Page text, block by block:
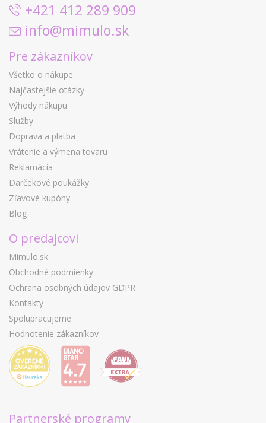
+421 412 289 909
info@mimulo.sk
Pre zákazníkov
Všetko o nákupe
Najčastejšie otázky
Výhody nákupu
Služby
Doprava a platba
Vrátenie a výmena tovaru
Reklamácia
Darčekové poukážky
Zľavové kupóny
Blog
O predajcovi
Mimulo.sk
Obchodné podmienky
Ochrana osobných údajov GDPR
Kontakty
Spolupracujeme
Hodnotenie zákazníkov
Partnerské programy